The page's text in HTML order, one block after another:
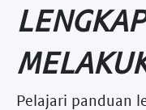
Pelajari panduan